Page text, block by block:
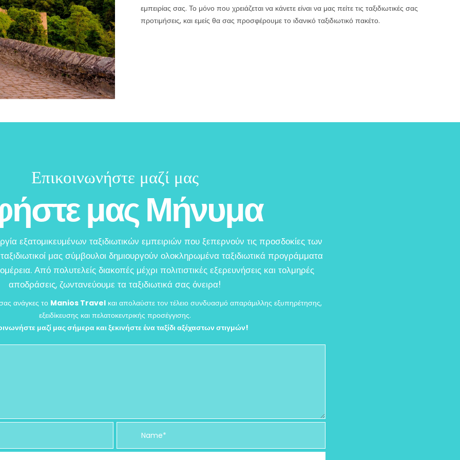
εμπειρίας σας. Το μόνο που χρειάζεται να κάνετε είναι να μας πείτε τις ταξιδιωτικές σας
προτιμήσεις, και εμείς θα σας προσφέρουμε το ιδανικό ταξιδιωτικό πακέτο.
Επικοινωνήστε μαζί μας
μας Μήνυμα
εξατομικευμένων ταξιδιωτικών εμπειριών που ξεπερνούν τις προσδοκίες των
μας σύμβουλοι δημιουργούν ολοκληρωμένα ταξιδιωτικά προγράμματα
Από πολυτελείς διακοπές μέχρι πολιτιστικές εξερευνήσεις και τολμηρές
αποδράσεις, ζωντανεύουμε τα ταξιδιωτικά σας όνειρα!
σας ανάγκες το Manios Travelκαι απολαύστε τον τέλειο συνδυασμό απαράμιλλης εξυπηρέτησης,
εξειδίκευσης και πελατοκεντρικής προσέγγισης.
μαζί μας σήμερα και ξεκινήστε ένα ταξίδι αξέχαστων στιγμών!